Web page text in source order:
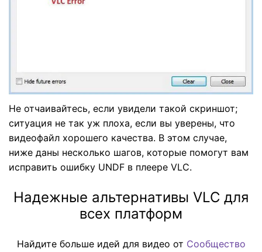
Не отчаивайтесь, если увидели такой скриншот;
ситуация не так уж плоха, если вы уверены, что
видеофайл хорошего качества. В этом случае,
ниже даны несколько шагов, которые помогут вам
исправить ошибку UNDF в плеере VLC.
Надежные альтернативы VLC для
всех платформ
Найдите больше идей для видео от Сообщество